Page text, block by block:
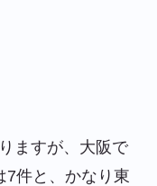
ますが、大阪で
件と、かなり 東